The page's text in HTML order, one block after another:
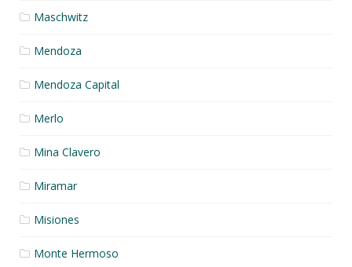
Maschwitz
Mendoza
Mendoza Capital
Merlo
Mina Clavero
Miramar
Misiones
Monte Hermoso